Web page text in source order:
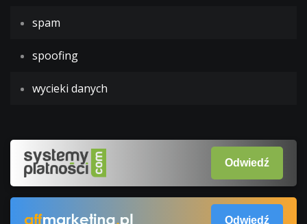
spam
spoofing
wycieki danych
Odwiedź
Odwiedź